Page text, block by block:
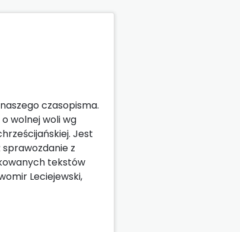
czasopisma.
wolnej woli wg
Jest
z
tekstów
Leciejewski,